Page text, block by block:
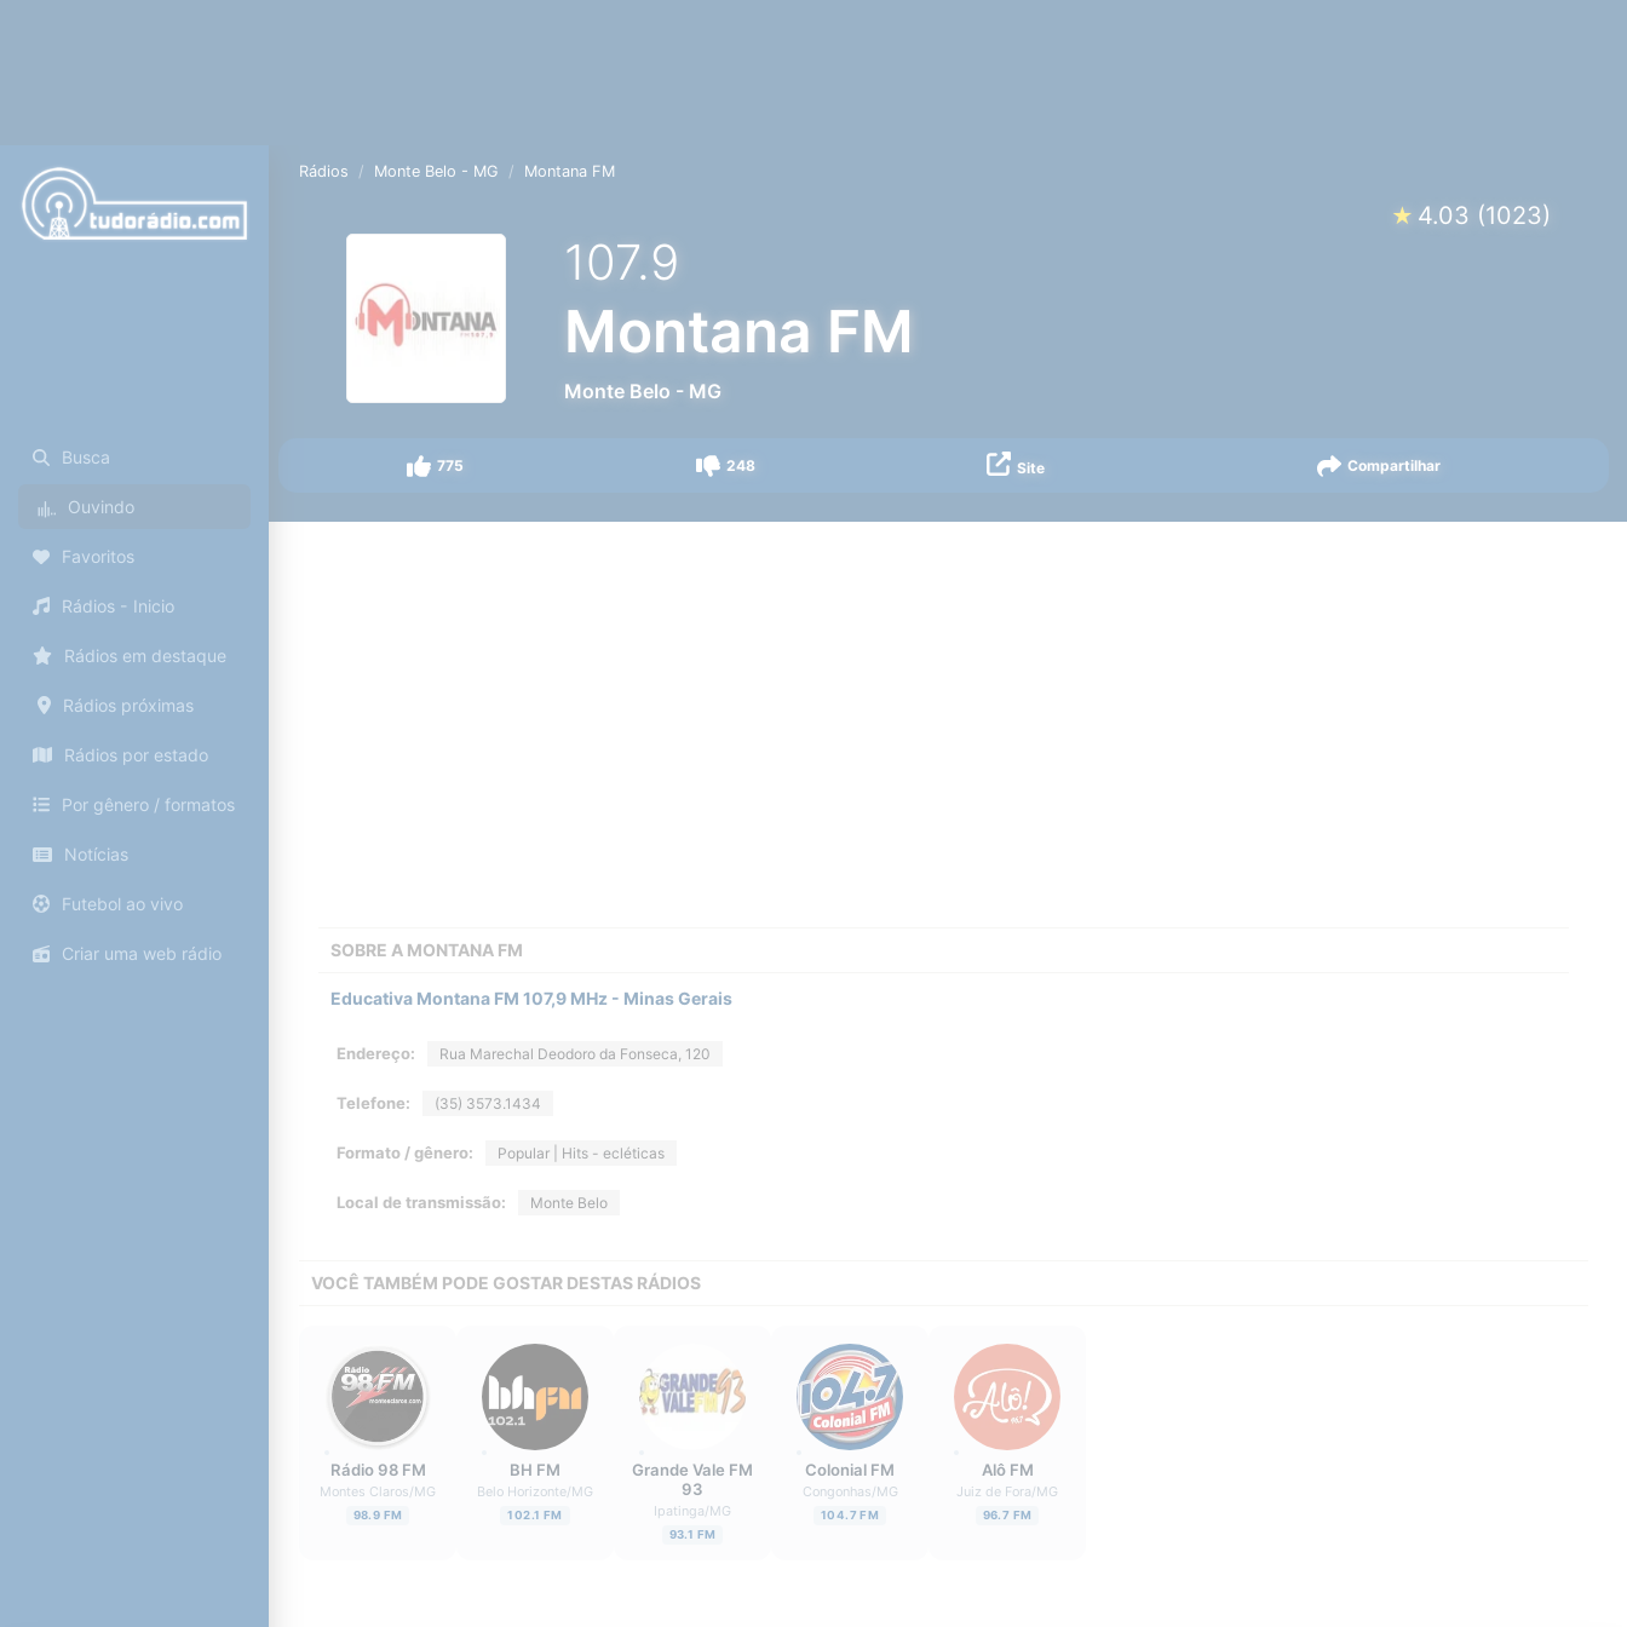
Busca
Ouvindo
Favoritos
Rádios - Inicio
Rádios em destaque
Rádios próximas
Rádios por estado
Por gênero / formatos
Notícias
Futebol ao vivo
Criar uma web rádio
Rádios Monte Belo - MG Montana FM
★ 4.03 (1023)
107.9
Montana FM
Monte Belo - MG
775 248 Site Compartilhar
SOBRE A MONTANA FM
Educativa Montana FM 107,9 MHz - Minas Gerais
Endereço: Rua Marechal Deodoro da Fonseca, 120
Telefone: (35) 3573.1434
Formato / gênero: Popular | Hits - ecléticas
Local de transmissão: Monte Belo
VOCÊ TAMBÉM PODE GOSTAR DESTAS RÁDIOS
Rádio 98 FM
Montes Claros/MG
98.9 FM
BH FM
Belo Horizonte/MG
102.1 FM
Grande Vale FM
93
Ipatinga/MG
93.1 FM
Colonial FM
Congonhas/MG
104.7 FM
Alô FM
Juiz de Fora/MG
96.7 FM